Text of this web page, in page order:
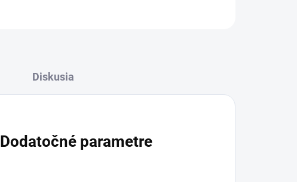
Diskusia
Dodatočné parametre